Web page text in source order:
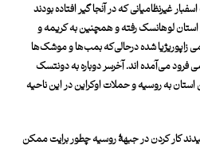
غیرنظامیانی که در آنجا گیر افتاده بودند
لوهانسک رفته و همچنین به کریمه و
زاپوریژیا شده درحالی‌که بمب‌ها و موشک‌ها
فرود می‌آمده اند.آخرسر دوباره به دونتسک
به روسیه و حملات اوکراین در این ناحیه
کار کردن در جبهۀ روسیه چطور برایت ممکن